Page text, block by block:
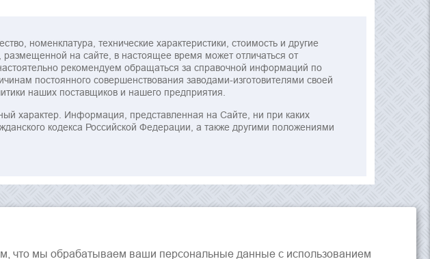
номенклатура, технические характеристики, стоимость и другие
размещенной на сайте, в настоящее время может отличаться от
рекомендуем обращаться за справочной информаций по
постоянного совершенствования заводами-изготовителями своей
наших поставщиков и нашего предприятия.
характер. Информация, представленная на Сайте, ни при каких
кодекса Российской Федерации, а также другими положениями
что мы обрабатываем ваши персональные данные с использованием